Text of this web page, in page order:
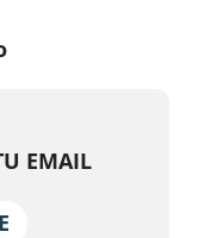
EMAIL